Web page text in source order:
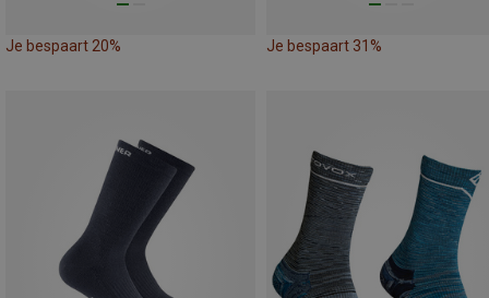
Je bespaart 20% Je bespaart 31%